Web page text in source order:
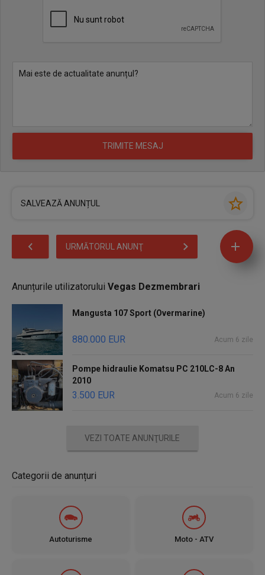
SALVEAZĂ ANUNȚUL
URMĂTORUL ANUNŢ
Anunțurile utilizatoruluiVegas Dezmembrari
Mangusta 107 Sport (Overmarine)
880.000 EUR Acum 6 zile
Pompe hidraulie Komatsu PC 210LC-8 An
2010
3.500 EUR Acum 6 zile
VEZI TOATE ANUNŢURILE
Categorii de anunțuri
Autoturisme Moto - ATV